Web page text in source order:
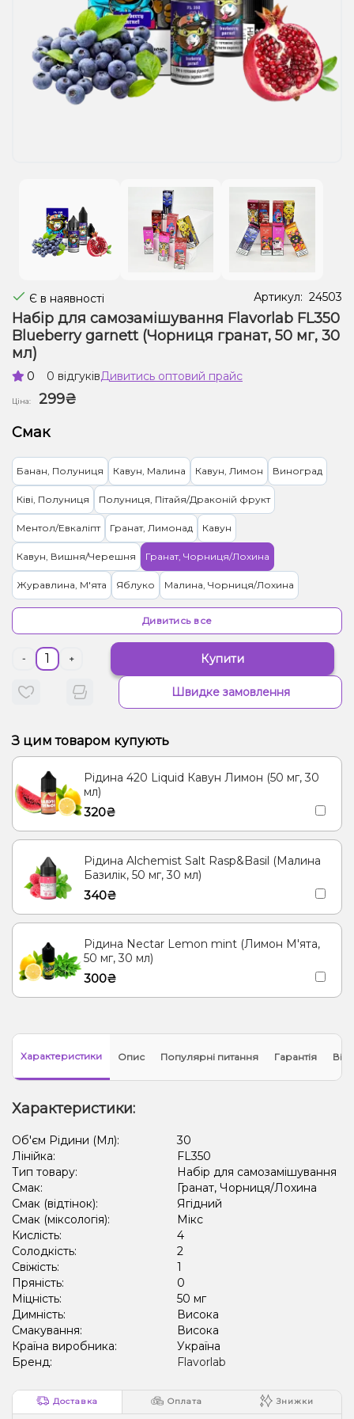
Рідини для електронних сигарет
Подарункові набори
Уцінка
Є в наявності Артикул: 24503
Набір для самозамішування Flavorlab FL350
Blueberry garnett (Чорниця гранат, 50 мг, 30
мл)
0 0 відгуківДивитись оптовий прайс
Ціна:
299₴
Смак
Банан, Полуниця Кавун, Малина Кавун, Лимон Виноград
Ківі, Полуниця Полуниця, Пітайя/Драконій фрукт
Ментол/Евкаліпт Гранат, Лимонад Кавун
Кавун, Вишня/Черешня Гранат, Чорниця/Лохина
Журавлина, М'ята Яблуко Малина, Чорниця/Лохина
Лід/Холодок, Манго, Персик Банан, Лід/Холодок
Полуниця, Лід/Холодок, Манго Кавун, Полуниця, Лід/Холодок
Гранат, Лід/Холодок, Ментол/Евкаліпт
Виноград, Полуниця, Лід/Холодок
Апельсин, Виноград, Кориця, Лід/Холодок
Лід/Холодок, Смородина Лід/Холодок, Малина, Енергетик
Виноград, Лід/Холодок, Смородина
Гранат, Лід/Холодок, Чорниця/Лохина Манго, Персик
Полуниця, Манго Кавун, Полуниця
Виноград, Лимон Виноград, Полуниця
Апельсин, Виноград, Кориця
Малина, Енергетик
Дивитись все
- + Купити
Швидке замовлення
З цим товаром купують
Рідина 420 Liquid Кавун Лимон (50 мг, 30
мл)
320₴
Рідина Alchemist Salt Rasp&Basil (Малина
Базилік, 50 мг, 30 мл)
340₴
Рідина Nectar Lemon mint (Лимон М'ята,
50 мг, 30 мл)
300₴
Характеристики Опис Популярні питання Гарантія
Характеристики:
Об'єм Рідини (Мл):
30
Лінійка:
FL350
Тип товару:
Набір для самозамішування
Смак:
Гранат, Чорниця/Лохина
Смак (відтінок):
Ягідний
Смак (міксологія):
Мікс
Кислість:
4
Солодкість:
2
Свіжість:
1
Пряність:
0
Міцність:
50 мг
Димність:
Висока
Смакування:
Висока
Країна виробника:
Україна
Бренд:
Flavorlab
Доставка Оплата Знижки